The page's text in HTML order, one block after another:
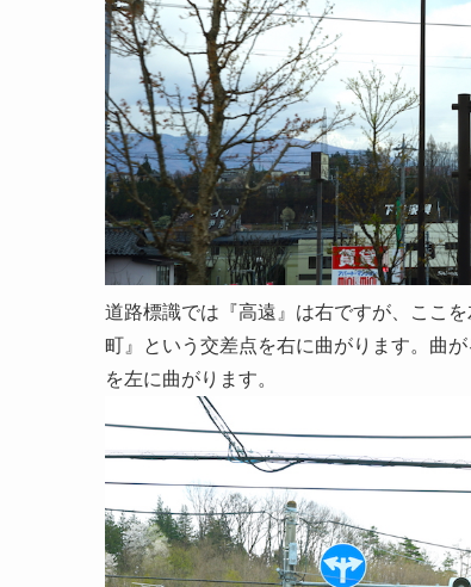
道路標識では『高遠』は右ですが、ここ
町』という交差点を右に曲がります。曲
を左に曲がります。